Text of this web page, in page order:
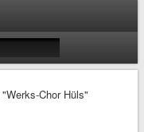
Chor Hüls"